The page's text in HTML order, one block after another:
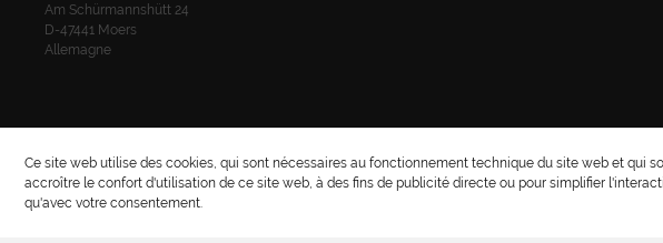
Am Schürmannshütt 24
D-47441 Moers
Allemagne
Ce site web utilise des cookies, qui sont nécessaires au fonctionnement technique du site web et qui
accroître le confort d'utilisation de ce site web, à des fins de publicité directe ou pour simplifier
qu'avec votre consentement.